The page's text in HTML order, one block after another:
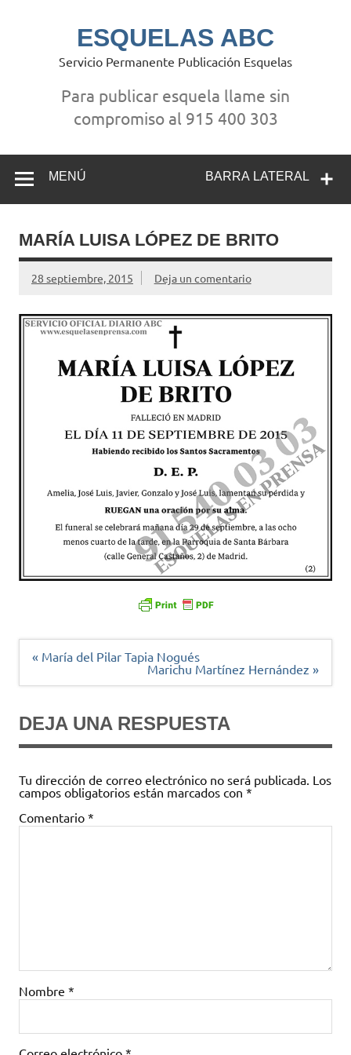
ESQUELAS ABC
Servicio Permanente Publicación Esquelas
Para publicar esquela llame sin
compromiso al 915 400 303
BARRA LATERAL
MENÚ
MARÍA LUISA LÓPEZ DE BRITO
28 septiembre, 2015 Deja un comentario
Navegación
« María del Pilar Tapia Nogués
Marichu Martínez Hernández »
DEJA UNA RESPUESTA
Tu dirección de correo electrónico no será publicada. Los
campos obligatorios están marcados con *
Comentario *
Nombre *